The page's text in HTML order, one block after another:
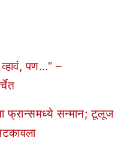
व्हावं, पण…” –
फ्रान्समध्ये सन्मान; टूलूज